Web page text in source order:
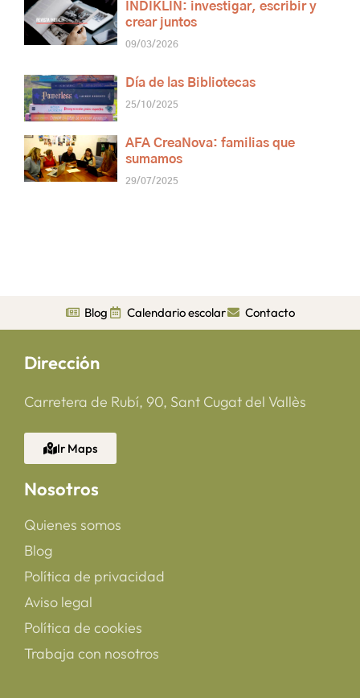
INDIKLIN: investigar, escribir y
crear juntos
09/03/2026
Día de las Bibliotecas
25/10/2025
AFA CreaNova: familias que
sumamos
29/07/2025
Blog Calendario escolar Contacto
Dirección
Carretera de Rubí, 90, Sant Cugat del Vallès
Ir Maps
Nosotros
Quienes somos
Blog
Política de privacidad
Aviso legal
Política de cookies
Trabaja con nosotros